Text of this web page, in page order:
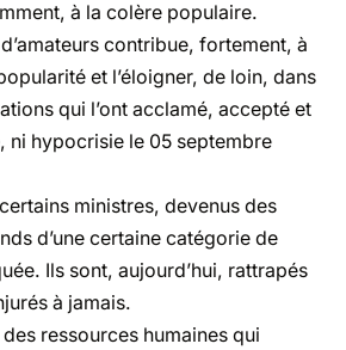
à la colère populaire.
contribue, fortement, à
et l’éloigner, de loin, dans
qui l’ont acclamé, accepté et
ni hypocrisie le 05 septembre
ministres, devenus des
d’une certaine catégorie de
Ils sont, aujourd’hui, rattrapés
à jamais.
ressources humaines qui